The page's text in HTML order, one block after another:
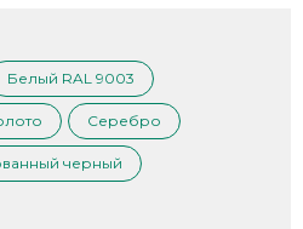
Белый RAL 9003
Серебро
черный